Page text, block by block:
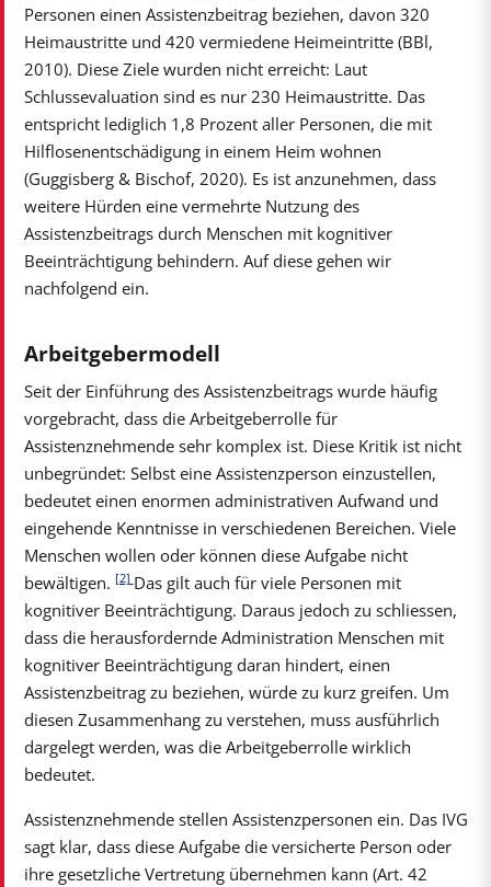
Personen einen Assistenzbeitrag beziehen, davon 320
Heimaustritte und 420 vermiedene Heimeintritte (BBl,
2010). Diese Ziele wurden nicht erreicht: Laut
Schlussevaluation sind es nur 230 Heimaustritte. Das
entspricht lediglich 1,8 Prozent aller Personen, die mit
Hilflosenentschädigung in einem Heim wohnen
(Guggisberg & Bischof, 2020). Es ist anzunehmen, dass
weitere Hürden eine vermehrte Nutzung des
Assistenzbeitrags durch Menschen mit kognitiver
Beeinträchtigung behindern. Auf diese gehen wir
nachfolgend ein.
Arbeitgebermodell
Seit der Einführung des Assistenzbeitrags wurde häufig
vorgebracht, dass die Arbeitgeberrolle für
Assistenznehmende sehr komplex ist. Diese Kritik ist nicht
unbegründet: Selbst eine Assistenzperson einzustellen,
bedeutet einen enormen administrativen Aufwand und
eingehende Kenntnisse in verschiedenen Bereichen. Viele
Menschen wollen oder können diese Aufgabe nicht
bewältigen. [2] Das gilt auch für viele Personen mit
kognitiver Beeinträchtigung. Daraus jedoch zu schliessen,
dass die herausfordernde Administration Menschen mit
kognitiver Beeinträchtigung daran hindert, einen
Assistenzbeitrag zu beziehen, würde zu kurz greifen. Um
diesen Zusammenhang zu verstehen, muss ausführlich
dargelegt werden, was die Arbeitgeberrolle wirklich
bedeutet.
Assistenznehmende stellen Assistenzpersonen ein. Das IVG
sagt klar, dass diese Aufgabe die versicherte Person oder
ihre gesetzliche Vertretung übernehmen kann (Art. 42